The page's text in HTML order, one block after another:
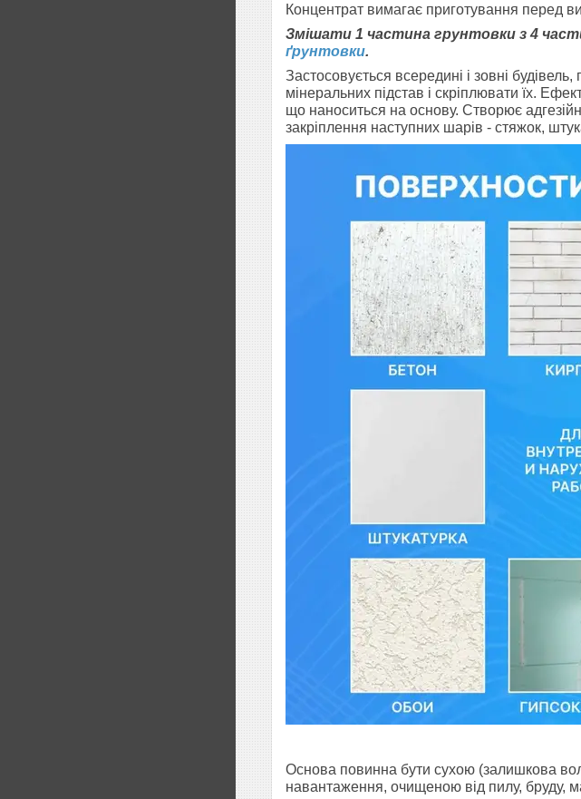
Концентрат вимагає приготування перед
Змішати 1 частина грунтовки з 4
ґрунтовки.
Застосовується всередині і зовні
мінеральних підстав і скріплювати їх.
що наноситься на основу. Створює
закріплення наступних шарів - стяжок,
Основа повинна бути сухою (залишкова
навантаження, очищеною від пилу, бруду,